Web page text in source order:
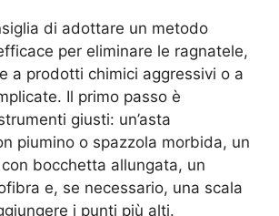
di adottare un metodo
per eliminare le ragnatele,
a prodotti chimici aggressivi o a
Il primo passo è
giusti: un’asta
piumino o spazzola morbida, un
bocchetta allungata, un
e, se necessario, una scala
i punti più alti.